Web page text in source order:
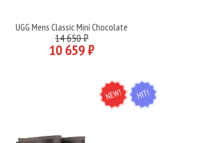
Подробнее
UGG Mens Classic Mini Chocolate
14 650 ₽
10 659 ₽
NEW HIT